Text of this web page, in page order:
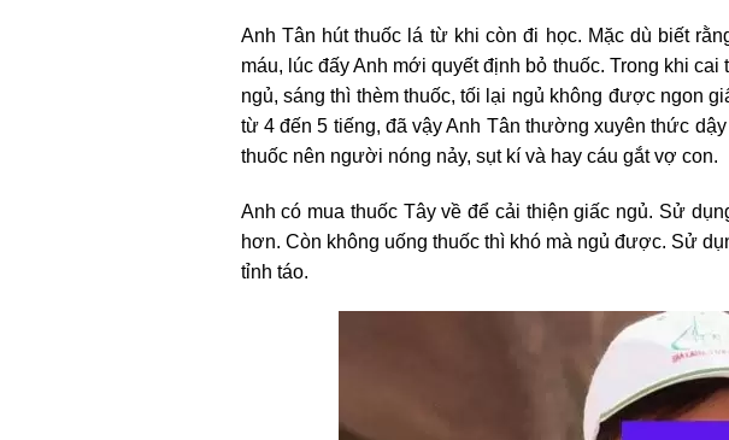
Anh Tân hút thuốc lá từ khi còn đi học. Mặc dù biết
máu, lúc đấy Anh mới quyết định bỏ thuốc. Trong khi
ngủ, sáng thì thèm thuốc, tối lại ngủ không được ngon
từ 4 đến 5 tiếng, đã vậy Anh Tân thường xuyên thức
thuốc nên người nóng nảy, sụt kí và hay cáu gắt vợ con.
Anh có mua thuốc Tây về để cải thiện giấc ngủ. Sử
hơn. Còn không uống thuốc thì khó mà ngủ được. Sử
tỉnh táo.